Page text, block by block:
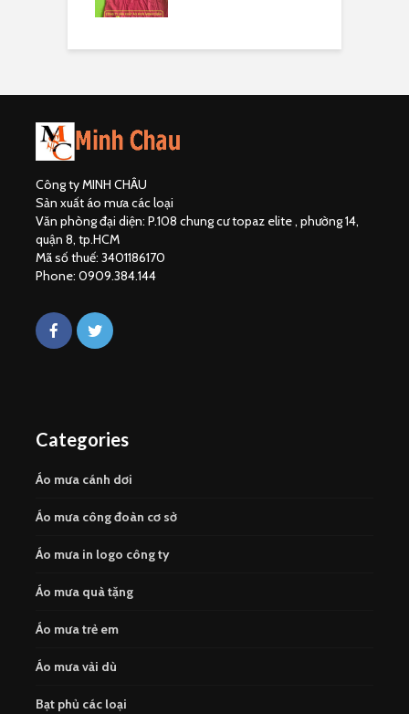
Công ty MINH CHÂU
Sản xuất áo mưa các loại
Văn phòng đại diện: P.108 chung cư topaz elite , phường 14,
quận 8, tp.HCM
Mã số thuế: 3401186170
Phone: 0909.384.144
Categories
Áo mưa cánh dơi
Áo mưa công đoàn cơ sở
Áo mưa in logo công ty
Áo mưa quà tặng
Áo mưa trẻ em
Áo mưa vải dù
Bạt phủ các loại